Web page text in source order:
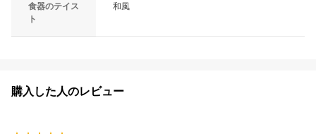
食器のテイス
ト
和風
購入した人のレビュー